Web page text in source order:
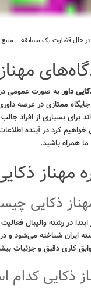
در حال قضاوت یک مسابقه –
داوربه صورت عمومی
ممتازی در عرصه
بسیاری از افراد
کرد در آینده
ما همراه باشید.
مهناز
ذکایی
ابتدا در رشته والیبال
ایران شناخته می‌شود و در
ذکایی کدام